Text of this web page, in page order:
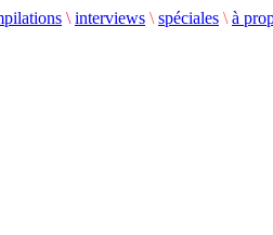
\ interviews \ spéciales \ à